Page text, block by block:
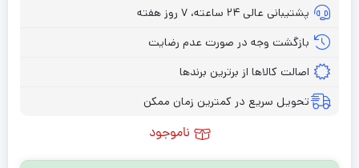
پشتیبانی عالی ۲۴ ساعته، ۷ روز هفته
بازگشت وجه در صورت عدم رضایت
اصالت کالاها از برترین برندها
تحویل سریع در کمترین زمان ممکن
ناموجود